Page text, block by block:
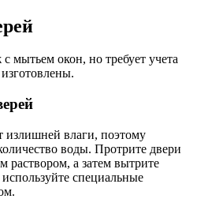
мытьем окон, но требует учета
излишней влаги, поэтому
воды. Протрите двери
а затем вытрите
специальные